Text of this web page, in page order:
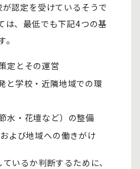
認定を受けているそうで
は、最低でも下記4つの基
定とその運営
と学校・近隣地域での環
水・花壇など）の整備
よび地域への働きがけ
るか判断するために、